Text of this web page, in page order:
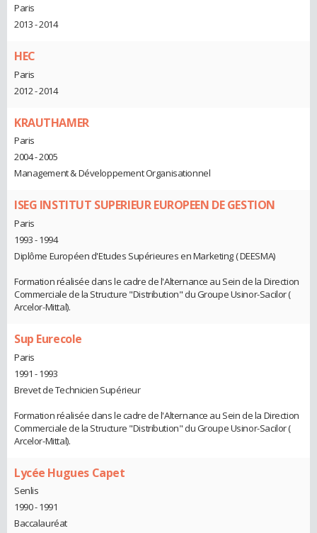
Paris
2013 - 2014
HEC
Paris
2012 - 2014
KRAUTHAMER
Paris
2004 - 2005
Management & Développement Organisationnel
ISEG INSTITUT SUPERIEUR EUROPEEN DE GESTION
Paris
1993 - 1994
Diplôme Européen d'Etudes Supérieures en Marketing ( DEESMA)
Formation réalisée dans le cadre de l'Alternance au Sein de la Direction
Commerciale de la Structure "Distribution" du Groupe Usinor-Sacilor (
Arcelor-Mittal).
Sup Eurecole
Paris
1991 - 1993
Brevet de Technicien Supérieur
Formation réalisée dans le cadre de l'Alternance au Sein de la Direction
Commerciale de la Structure "Distribution" du Groupe Usinor-Sacilor (
Arcelor-Mittal).
Lycée Hugues Capet
Senlis
1990 - 1991
Baccalauréat